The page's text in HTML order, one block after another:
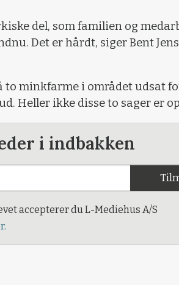
del, som familien og
Det er hårdt, siger Bent
to minkfarme i området udsat
Heller ikke disse to sager er
i indbakken
accepterer du L-Mediehus A/S